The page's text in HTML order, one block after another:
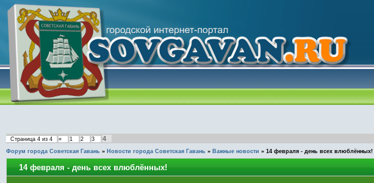
Страница 4 из 4 « 1 2 3 4
Форум города Советская Гавань » Новости города Советская Гавань » Важные новости » 14 февраля - день всех влюблённых!
14 февраля - день всех влюблённых!